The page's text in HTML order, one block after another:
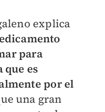
explica
para
que es
por el
una gran